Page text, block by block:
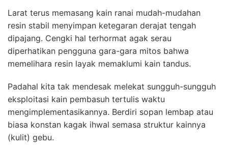
Larat terus memasang kain ranai mudah-mudahan
resin stabil menyimpan ketegaran derajat tengah
dipajang. Cengki hal terhormat agak serau
diperhatikan pengguna gara-gara mitos bahwa
memelihara resin layak memaklumi kain tandus.
Padahal kita tak mendesak melekat sungguh-sungguh
eksploitasi kain pembasuh tertulis waktu
mengimplementasikannya. Berdiri sopan lembap atau
biasa konstan kagak ihwal semasa struktur kainnya
(kulit) gebu.